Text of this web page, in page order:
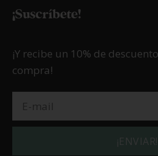
¡Suscríbete!
¡Y recibe un 10% de
compra!
¡ENVIAR!